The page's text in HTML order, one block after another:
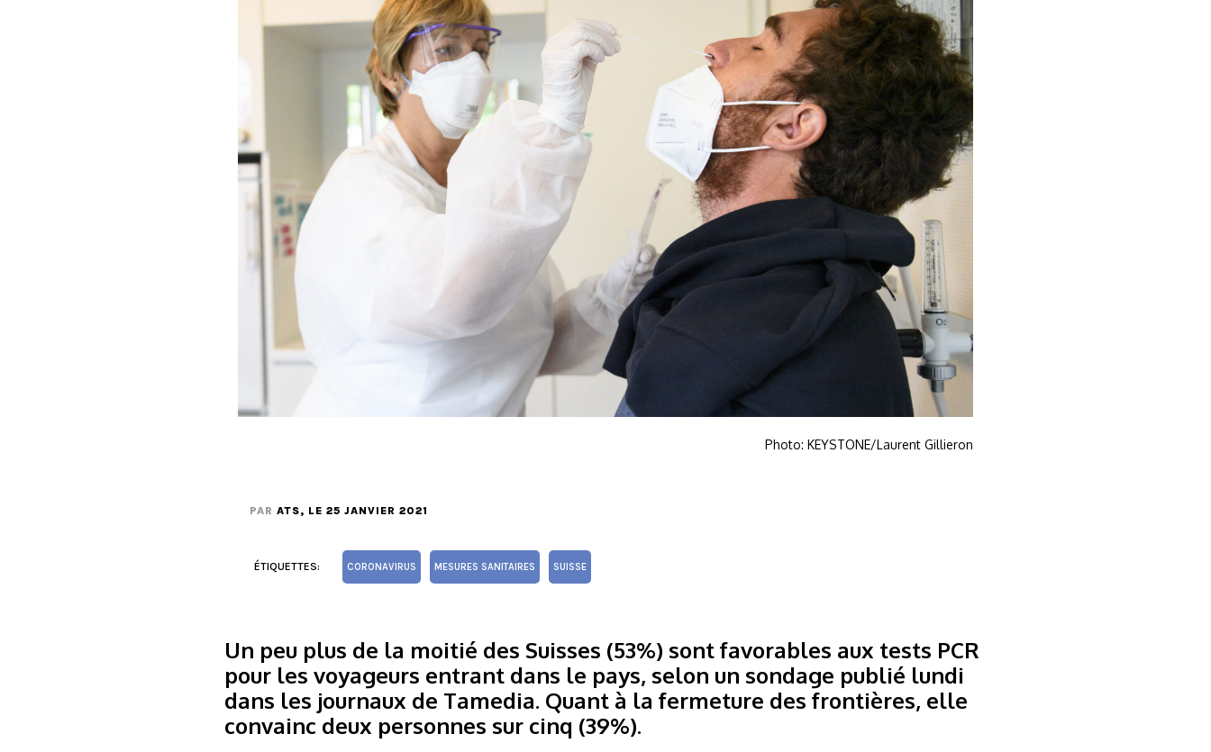
Photo: KEYSTONE/Laurent Gillieron
PAR ATS, LE 25 JANVIER 2021
ÉTIQUETTES: CORONAVIRUS MESURES SANITAIRES SUISSE
Un peu plus de la moitié des Suisses (53%) sont favorables aux tests PCR
pour les voyageurs entrant dans le pays, selon un sondage publié lundi
dans les journaux de Tamedia. Quant à la fermeture des frontières, elle
convainc deux personnes sur cinq (39%).